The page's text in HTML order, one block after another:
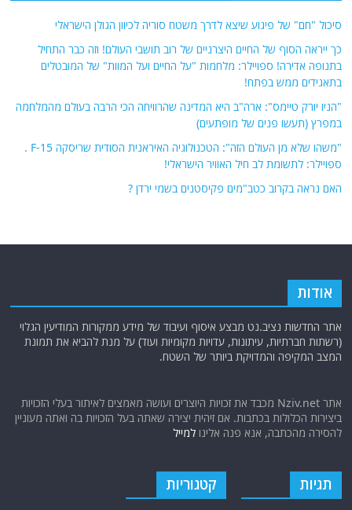
סיכול "חם" של פיגוע שיצא לדרך משטח סוריה לכיוון הגולן הישראלי
כך ייראה הסוף של החיים היצרניים של רוב תושבי העולם! וזה כבר התחיל
בתנופה אדירה! ספויילר: מלחמות "על החיים ועל המוות" של המובטלים
בתאגידים ממש בפתח!
"הניו יורק טיימס": ארה"ב היא המדינה שהרוויחה הכי הרבה בעולם מהמלחמה
במפרץ (תעשו פנים של מופתעים)
"משהו שלא מן העולם הזה": הטכנולוגיה האיראנית הסודית שריסקה F-15 .
ספויילר: לתשומת לב חיל האוויר הישראלי!
האם נראה בקרוב כטב"מים פקיסטנים בשמי ירדן ?
אודות
אתר החדשות נציב.נט מבצע איסוף ועיבוד של מידע ממקורות המודיעין הגלוי
(רשתות חברתיות, עיתונות, עדויות מקומיות ועוד) על מנת להביא את תמונת
המצב המקיפה והמדויקת ביותר של השטח.
אתר Nziv.net מכבד את זכויות היוצרים ועושה מאמצים לאיתור בעלי הזכויות
ביצירות הכלולות בכתבות. אם זיהית יצירה שאתה בעל הזכויות בה ואתה מעוניין
להסירה מהכתבה, אנא פנה אלינולמייל
תגיות קטגוריות